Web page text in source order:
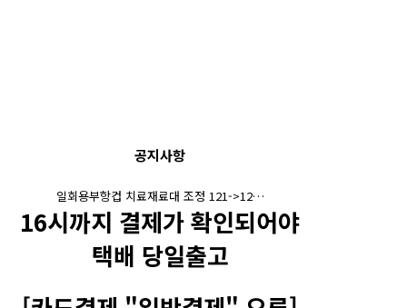
공지사항
일회용부항컵 치료재료대 조정 121->12…
16시까지 결제가 확인되어야
택배 당일출고